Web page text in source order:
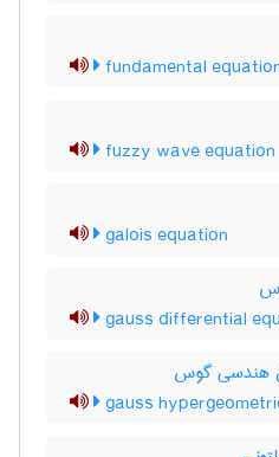
fundamental
fuzzy wave equation
galois equation
gauss differential
هندسی گوس
gauss